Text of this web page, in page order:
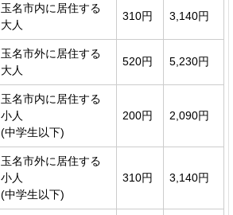
玉名市内に居住する
大人
310円 3,140円
玉名市外に居住する
大人
520円 5,230円
玉名市内に居住する
小人
(中学生以下)
200円 2,090円
玉名市外に居住する
小人
(中学生以下)
310円 3,140円